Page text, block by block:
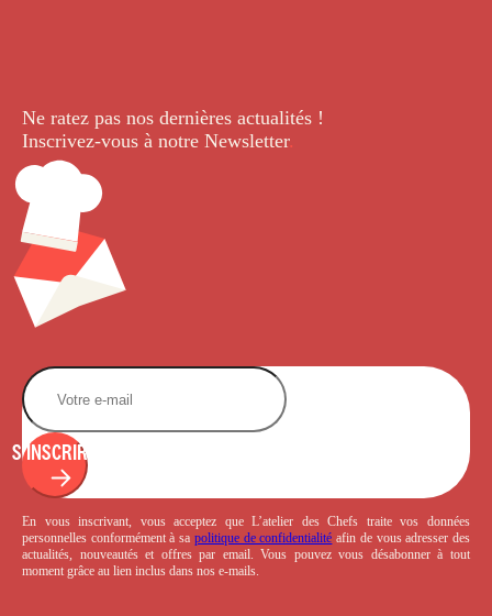
Ne ratez pas nos dernières actualités !
Inscrivez-vous à notre Newsletter.
S'INSCRIRE
En vous inscrivant, vous acceptez que L’atelier des Chefs traite vos données
personnelles conformément à sa politique de confidentialité afin de vous adresser des
actualités, nouveautés et offres par email. Vous pouvez vous désabonner à tout
moment grâce au lien inclus dans nos e-mails.